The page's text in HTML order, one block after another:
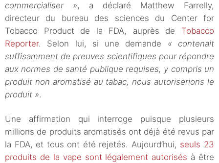
commercialiser », a déclaré Matthew Farrelly,
directeur du bureau des sciences du Center for
Tobacco Product de la FDA, auprès de Tobacco
Reporter. Selon lui, si une demande « contenait
suffisamment de preuves scientifiques pour répondre
aux normes de santé publique requises, y compris un
produit non aromatisé au tabac, nous autoriserions le
produit ».
Une affirmation qui interroge puisque plusieurs
millions de produits aromatisés ont déjà été revus par
la FDA, et tous ont été rejetés. Aujourd’hui, seuls 23
produits de la vape sont légalement autorisés à être